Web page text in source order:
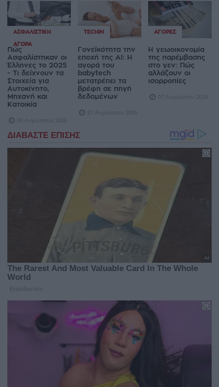
ΑΣΦΑΛΙΣΤΙΚΉ
ΑΓΟΡΆ
Πώς
Ασφαλίστηκαν οι
Έλληνες το 2025
- Τι δείχνουν τα
Στοιχεία για
Αυτοκίνητο,
Μηχανή και
Κατοικία
08 Αυγούστου 2026
TECHIN
Γονεϊκότητα την
εποχή της AI: Η
αγορά του
babytech
μετατρέπει τα
βρέφη σε πηγή
δεδομένων
07 Αυγούστου 2026
ΑΓΟΡΈΣ
Η γεωοικονομία
της παρέμβασης
στο γεν: Πώς
αλλάζουν οι
ισορροπίες
07 Αυγούστου 2026